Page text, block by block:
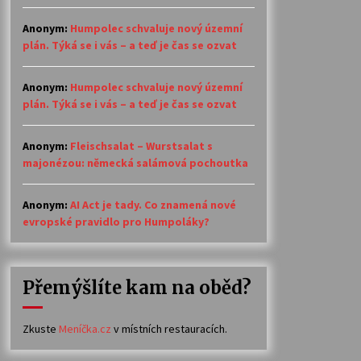
Anonym: Humpolec schvaluje nový územní
plán. Týká se i vás – a teď je čas se ozvat
Anonym: Humpolec schvaluje nový územní
plán. Týká se i vás – a teď je čas se ozvat
Anonym: Fleischsalat – Wurstsalat s
majonézou: německá salámová pochoutka
Anonym: AI Act je tady. Co znamená nové
evropské pravidlo pro Humpoláky?
Přemýšlíte kam na oběd?
Zkuste Meníčka.cz v místních restauracích.